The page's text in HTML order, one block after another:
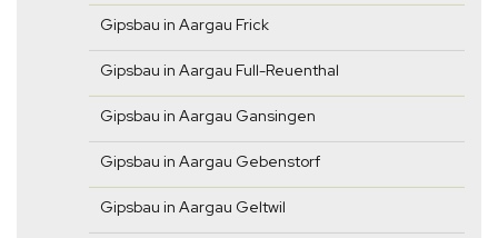
Gipsbau in Aargau Frick
Gipsbau in Aargau Full-Reuenthal
Gipsbau in Aargau Gansingen
Gipsbau in Aargau Gebenstorf
Gipsbau in Aargau Geltwil